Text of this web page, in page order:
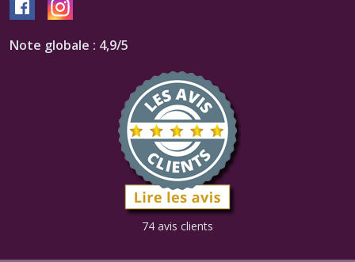
Note globale : 4,9/5
74 avis clients